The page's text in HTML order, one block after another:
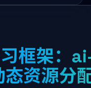
框架：
资源分